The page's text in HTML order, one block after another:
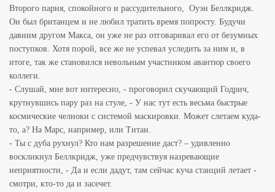
Второго парня, спокойного и рассудительного, Оуэн Беллкридж.
Он был британцем и не любил тратить время попросту. Будучи
давним другом Макса, он уже не раз отговаривал его от безумных
поступков. Хотя порой, все же не успевал уследить за ним и, в
итоге, так же становился невольным участником авантюр своего
коллеги.
- Слушай, мне вот интересно, - проговорил скучающий Годрич,
крутнувшись пару раз на стуле, - У нас тут есть весьма быстрые
космические челноки с системой маскировки. Может слетаем куда-
то, а? На Марс, например, или Титан.
- Ты с дуба рухнул? Кто нам разрешение даст? – удивленно
воскликнул Беллкридж, уже предчувствуя назревающие
неприятности, - Да и если дадут, там сейчас куча станций летает -
смотри, кто-то да и засечет.